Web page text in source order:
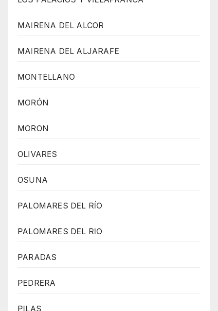
MAIRENA DEL ALCOR
MAIRENA DEL ALJARAFE
MONTELLANO
MORÓN
MORON
OLIVARES
OSUNA
PALOMARES DEL RÍO
PALOMARES DEL RIO
PARADAS
PEDRERA
PILAS